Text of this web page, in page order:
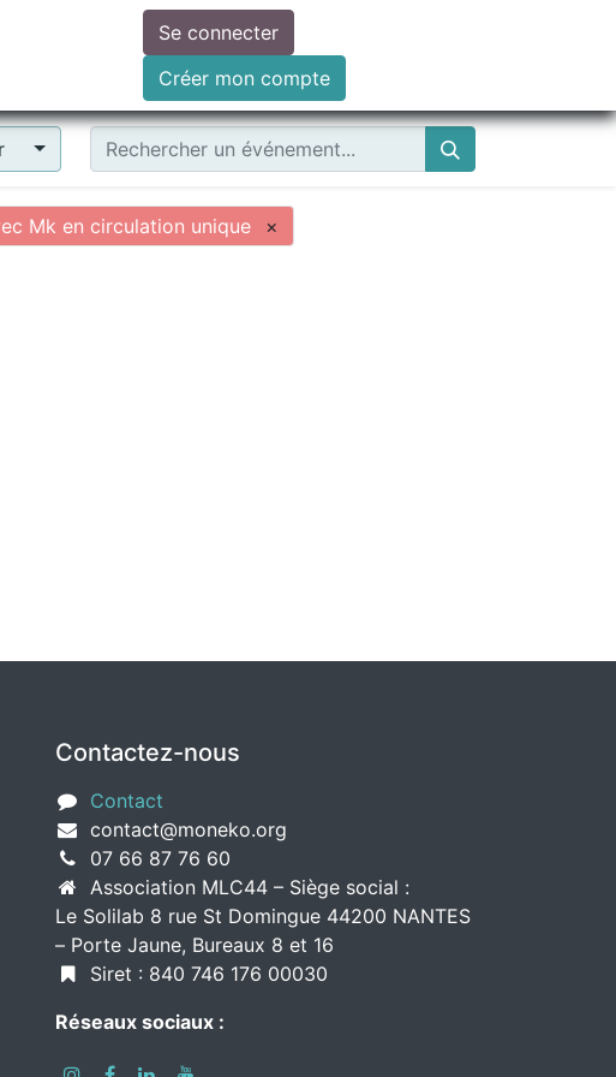
Faire un don
Se connecter
Créer mon compte
Mk en circulation unique ×
Contactez-nous
Contact
contact@moneko.org
07 66 87 76 60
Association MLC44 – Siège social :
Le Solilab 8 rue St Domingue 44200 NANTES
– Porte Jaune, Bureaux 8 et 16
Siret : 840 746 176 00030
Réseaux sociaux :